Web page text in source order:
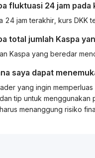
fluktuasi 24 jam pada
24 jam terakhir, kurs DKK
total jumlah Kaspa
Kaspa yang beredar
saya dapat
yang ingin
tip untuk
menanggung risiko